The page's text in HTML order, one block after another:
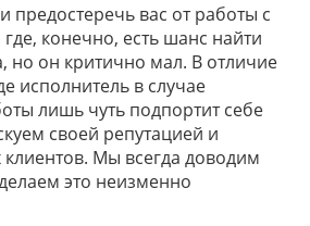
предостеречь вас от работы с
конечно, есть шанс найти
но он критично мал. В отличие
исполнитель в случае
лишь чуть подпортит себе
своей репутацией и
Мы всегда доводим
это неизменно